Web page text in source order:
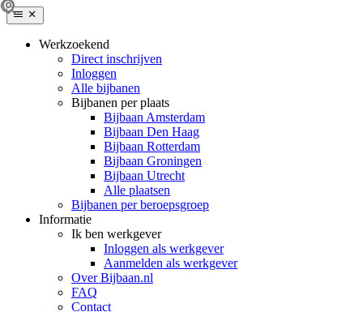
Werkzoekend
Direct inschrijven
Inloggen
Alle bijbanen
Bijbanen per plaats
Bijbaan Amsterdam
Bijbaan Den Haag
Bijbaan Rotterdam
Bijbaan Groningen
Bijbaan Utrecht
Alle plaatsen
Bijbanen per beroepsgroep
Informatie
Ik ben werkgever
Inloggen als werkgever
Aanmelden als werkgever
Over Bijbaan.nl
FAQ
Contact